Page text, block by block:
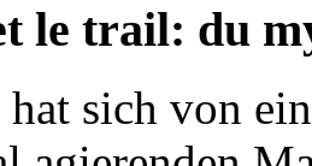
le trail: du
sich von